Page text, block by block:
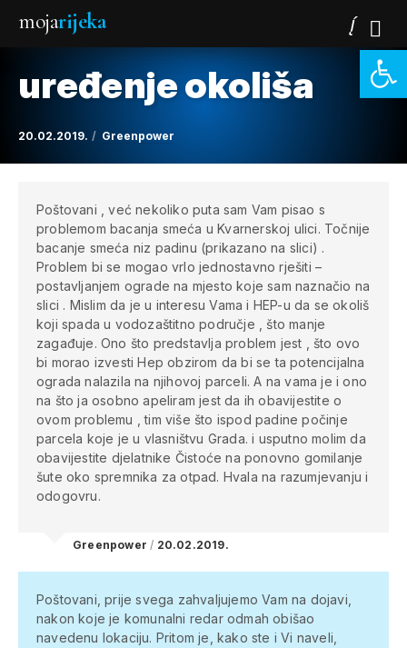
mojarijeka
uređenje okoliša
20.02.2019. Greenpower
Poštovani ,
već nekoliko puta sam Vam pisao s
problemom bacanja smeća u Kvarnerskoj ulici. Točnije
bacanje smeća niz padinu (prikazano na slici) .
Problem bi se mogao vrlo jednostavno rješiti –
postavljanjem ograde na mjesto koje sam naznačio na
slici . Mislim da je u interesu Vama i HEP-u da se okoliš
koji spada u vodozaštitno područje , što manje
zagađuje. Ono što predstavlja problem jest , što ovo
bi morao izvesti Hep obzirom da bi se ta potencijalna
ograda nalazila na njihovoj parceli. A na vama je i ono
na što ja osobno apeliram jest da ih obavijestite o
ovom problemu , tim više što ispod padine počinje
parcela koje je u vlasništvu Grada. i usputno molim da
obavijestite djelatnike Čistoće na ponovno gomilanje
šute oko spremnika za otpad. Hvala na razumjevanju i
odogovru.
Greenpower / 20.02.2019.
Poštovani, prije svega zahvaljujemo Vam na dojavi,
nakon koje je komunalni redar odmah obišao
navedenu lokaciju. Pritom je, kako ste i Vi naveli,